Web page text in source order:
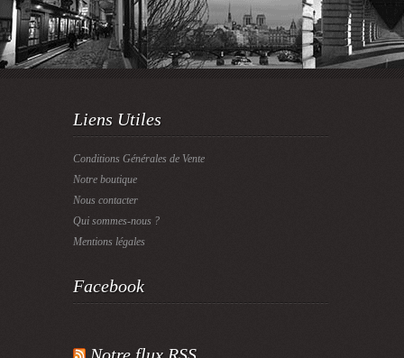
Liens Utiles
Conditions Générales de Vente
Notre boutique
Nous contacter
Qui sommes-nous ?
Mentions légales
Facebook